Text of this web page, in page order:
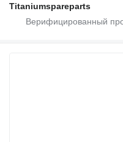
Titaniumspareparts